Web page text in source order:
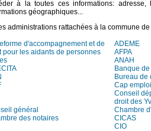
à la toutes ces informations:
géographiques...
administrations rattachées à la commune
d'accompagnement et de
pour les aidants de personnes
ADEME
AFPA
ANAH
Banque
Bureau de
Cap emploi
Conseil
droit des
général
Chambre
des notaires
CICAS
CIO